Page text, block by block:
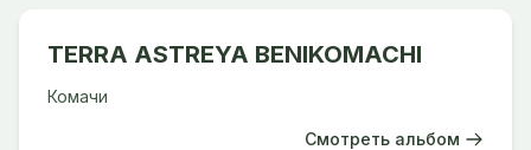
TERRA ASTREYA BENIKOMACHI
Комачи
Смотреть альбом